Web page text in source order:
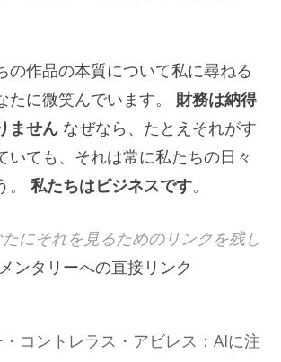
の作品の本質について私に尋ねる
たに微笑んでいます。 財務は納得
ません なぜなら、たとえそれがす
いても、それは常に私たちの日々
。 私たちはビジネスです。
にそれを見るためのリンクを残し
ンタリーへの直接リンク
コントレラス・アビレス：AIに注